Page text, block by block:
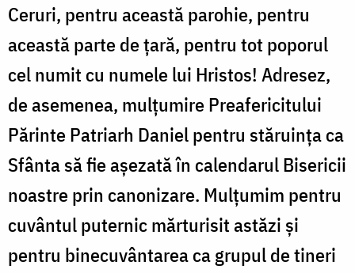
Ceruri, pentru această parohie, pentru
această parte de țară, pentru tot poporul
cel numit cu numele lui Hristos! Adresez,
de asemenea, mulțumire Preafericitului
Părinte Patriarh Daniel pentru stăruința ca
Sfânta să fie așezată în calendarul Bisericii
noastre prin canonizare. Mulțumim pentru
cuvântul puternic mărturisit astăzi și
pentru binecuvântarea ca grupul de tineri